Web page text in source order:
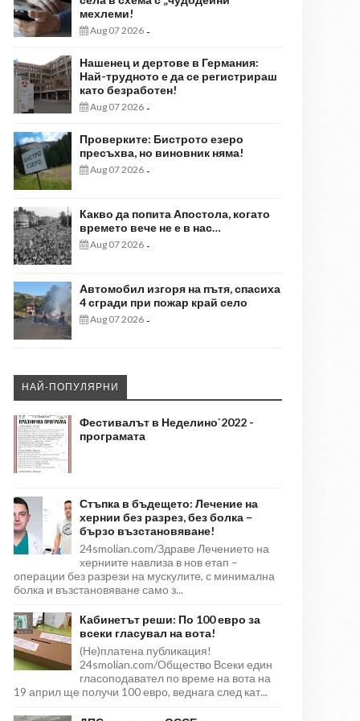
мехлеми!
Aug 07 2026 -
Нашенец и дертове в Германия:
Най-трудното е да се регистрираш
като безработен!
Aug 07 2026 -
Проверките: Бистрото езеро
пресъхва, но виновник няма!
Aug 07 2026 -
Какво да попита Апостола, когато
времето вече не е в нас…
Aug 07 2026 -
Автомобил изгоря на пътя, спасиха
4 сгради при пожар край село
Aug 07 2026 -
НАЙ-ПОПУЛЯРНИ
Фестивалът в Неделино`2022 -
програмата
Стъпка в бъдещето: Лечение на
хернии без разрез, без болка –
бързо възстановяване!
24smolian.com/Здраве Лечението на
херниите навлиза в нов етап –
операции без разрези на мускулите, с минимална
болка и възстановяване само з...
Кабинетът реши: По 100 евро за
всеки гласувал на вота!
(Не)платена публикация!
24smolian.com/Общество Всеки един
гласоподавател по време на вота на
19 април ще получи 100 евро, веднага след кат...